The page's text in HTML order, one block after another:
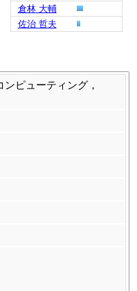
倉林 大輔
佐治 哲夫
ピューティング，